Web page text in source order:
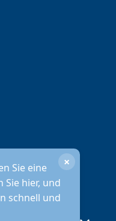
Sie eine
Sie hier, und
schnell und
×